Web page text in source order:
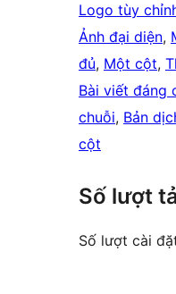
Logo tùy
Ảnh đại diện,
đủ, Một cột,
Bài viết đáng
chuỗi, Bản
cột
Số lượt
Số lượt cài